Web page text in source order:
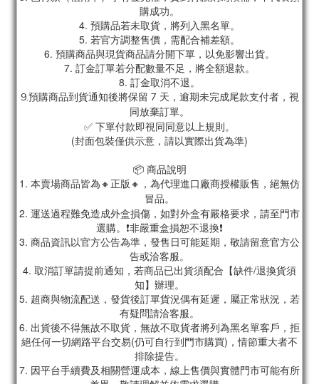
購成功。
4. 預購品若未取貨，將列入黑名單。
5. 若官方調整售價，需配合補差額。
6. 預購商品與現貨商品請分開下單，以免影響出貨。
7. 訂金訂單若分配數量不足，將全額退款。
8. 訂金取消不退。
9.預購商品到貨通知後將保留 7 天，逾期未完成尾款支付者，視
同放棄訂單。
✅ 下單付款即視同同意以上規則。
(封面包裝僅供示意，請以實際出貨為準)
📦 商品說明
1. 本賣場商品皆為🔸正版🔸，為代理進口廠商授權販售，絕無仿
冒品。
2. 運送過程難免造成外盒損傷，如對外盒有嚴格要求，請至門市
選購。❗非嚴重盒損恕不退換❗
3. 商品資訊以官方公告為準，發售日可能延期，敬請留意官方公
告或洽客服。
4. 取消訂單請提前通知，若商品已出貨須配合【缺件/退換貨須
知】辦理。
5. 超商與物流配送，發貨後訂單貨況偶有延遲，屬正常狀況，若
有疑問請洽客服。
6. 出貨後不得無故不取貨，無故不取貨者將列為黑名單客戶，拒
絕任何一切網路平台交易(仍可自行到門市購買)，情節重大者不
排除提告。
7. 因平台手續費及相關營運成本，線上售價與實體門市可能有所